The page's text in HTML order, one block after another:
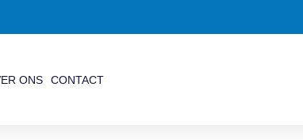
ONS CONTACT